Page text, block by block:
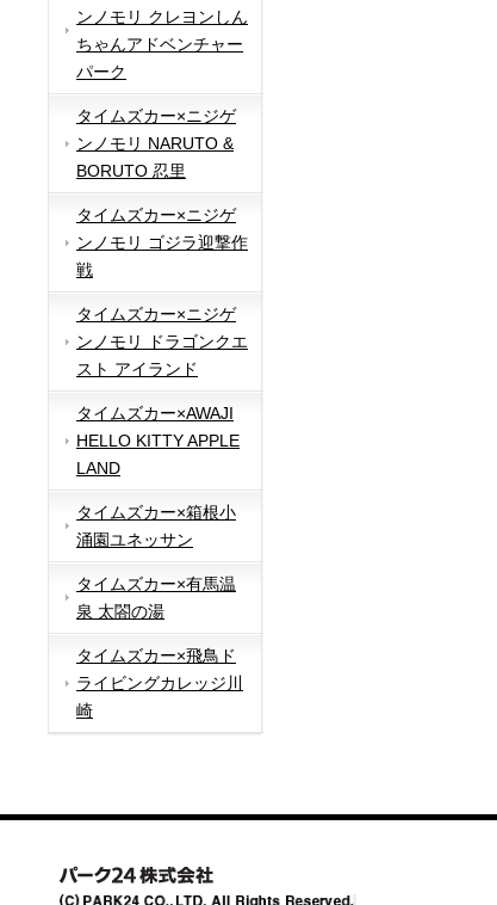
ンノモリ クレヨンしん
ちゃんアドベンチャー
パーク
タイムズカー×ニジゲ
ンノモリ NARUTO &
BORUTO 忍里
タイムズカー×ニジゲ
ンノモリ ゴジラ迎撃作
戦
タイムズカー×ニジゲ
ンノモリ ドラゴンクエ
スト アイランド
タイムズカー×AWAJI
HELLO KITTY APPLE
LAND
タイムズカー×箱根小
涌園ユネッサン
タイムズカー×有馬温
泉 太閤の湯
タイムズカー×飛鳥ド
ライビングカレッジ川
崎